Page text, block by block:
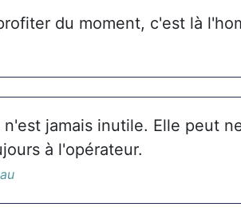
du moment, c'est là
jamais inutile. Elle peut
à l'opérateur.